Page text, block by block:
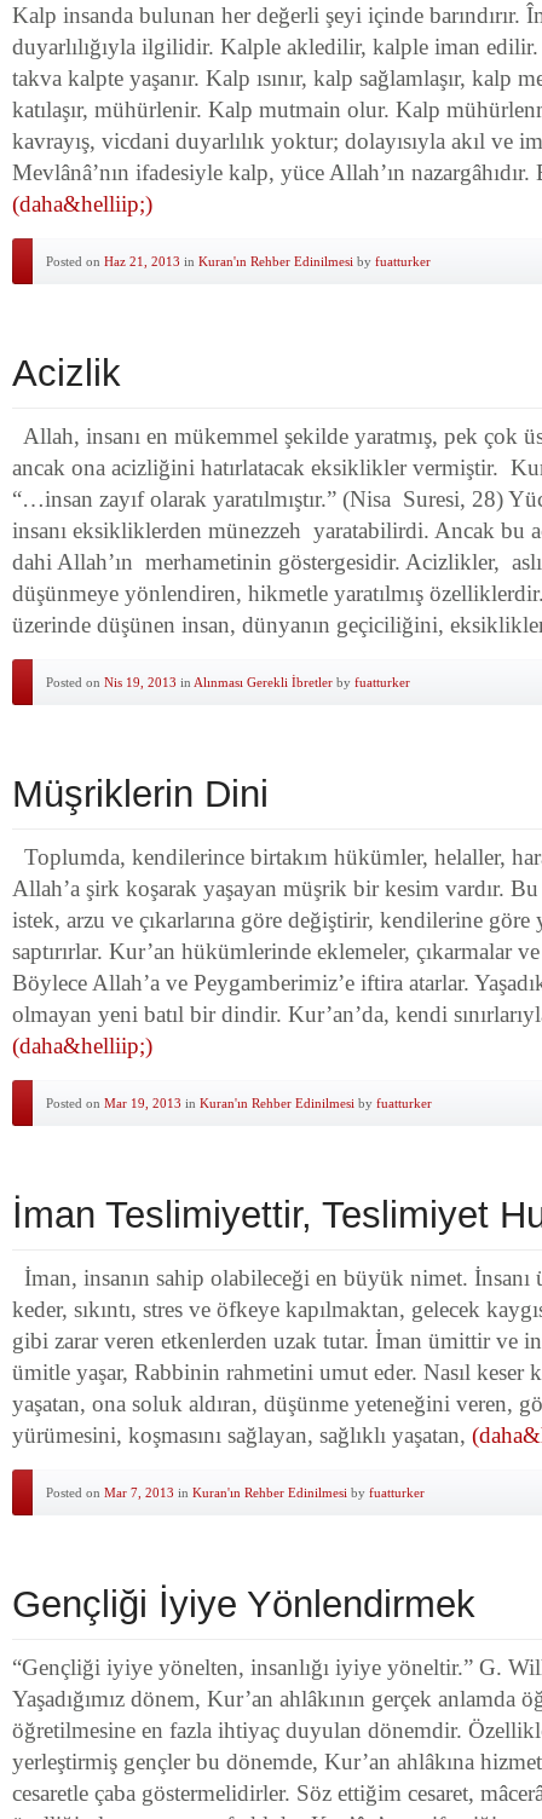
Kalp insanda bulunan her değerli şeyi içinde barındırır.
duyarlılığıyla ilgilidir. Kalple akledilir, kalple iman edilir.
takva kalpte yaşanır. Kalp ısınır, kalp sağlamlaşır, kalp
katılaşır, mühürlenir. Kalp mutmain olur. Kalp
kavrayış, vicdani duyarlılık yoktur; dolayısıyla akıl ve
Mevlânâ’nın ifadesiyle kalp, yüce Allah’ın nazargâhıdır.
(daha&helliip;)
Posted on Haz 21, 2013 in Kuran'ın Rehber Edinilmesi by fuatturker
Acizlik
Allah, insanı en mükemmel şekilde yaratmış, pek çok
ancak ona acizliğini hatırlatacak eksiklikler vermiştir.
“…insan zayıf olarak yaratılmıştır.” (Nisa Suresi, 28)
insanı eksikliklerden münezzeh yaratabilirdi. Ancak bu
dahi Allah’ın merhametinin göstergesidir. Acizlikler,
düşünmeye yönlendiren, hikmetle yaratılmış
üzerinde düşünen insan, dünyanın geçiciliğini,
Posted on Nis 19, 2013 in Alınması Gerekli İbretler by fuatturker
Müşriklerin Dini
Toplumda, kendilerince birtakım hükümler, helaller,
Allah’a şirk koşarak yaşayan müşrik bir kesim vardır.
istek, arzu ve çıkarlarına göre değiştirir, kendilerine
saptırırlar. Kur’an hükümlerinde eklemeler, çıkarmalar
Böylece Allah’a ve Peygamberimiz’e iftira atarlar.
olmayan yeni batıl bir dindir. Kur’an’da, kendi
(daha&helliip;)
Posted on Mar 19, 2013 in Kuran'ın Rehber Edinilmesi by fuatturker
İman Teslimiyettir, Teslimiyet
İman, insanın sahip olabileceği en büyük nimet.
keder, sıkıntı, stres ve öfkeye kapılmaktan, gelecek
gibi zarar veren etkenlerden uzak tutar. İman ümittir ve
ümitle yaşar, Rabbinin rahmetini umut eder. Nasıl
yaşatan, ona soluk aldıran, düşünme yeteneğini veren,
yürümesini, koşmasını sağlayan, sağlıklı yaşatan,
Posted on Mar 7, 2013 in Kuran'ın Rehber Edinilmesi by fuatturker
Gençliği İyiye Yönlendirmek
“Gençliği iyiye yönelten, insanlığı iyiye yöneltir.” G.
Yaşadığımız dönem, Kur’an ahlâkının gerçek anlamda
öğretilmesine en fazla ihtiyaç duyulan dönemdir.
yerleştirmiş gençler bu dönemde, Kur’an ahlâkına
cesaretle çaba göstermelidirler. Söz ettiğim cesaret,